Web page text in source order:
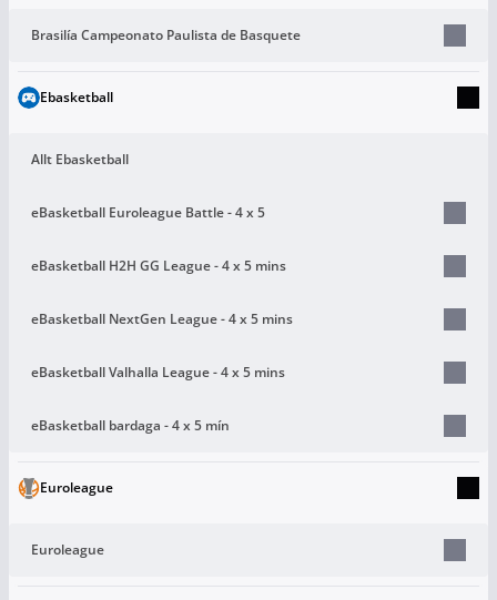
Brasilía Campeonato Paulista de Basquete
Ebasketball
Allt Ebasketball
eBasketball Euroleague Battle - 4 x 5
eBasketball H2H GG League - 4 x 5 mins
eBasketball NextGen League - 4 x 5 mins
eBasketball Valhalla League - 4 x 5 mins
eBasketball bardaga - 4 x 5 mín
Euroleague
Euroleague